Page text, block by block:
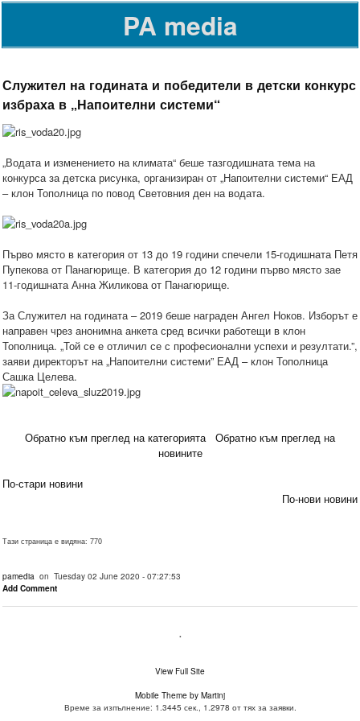
PA media
Служител на годината и победители в детски конкурс
избраха в „Напоителни системи“
„Водата и изменението на климата“ беше тазгодишната тема на
конкурса за детска рисунка, организиран от „Напоителни системи“ ЕАД
– клон Тополница по повод Световния ден на водата.
Първо място в категория от 13 до 19 години спечели 15-годишната Петя
Пупекова от Панагюрище. В категория до 12 години първо място зае
11-годишната Анна Жиликова от Панагюрище.
За Служител на годината – 2019 беше награден Ангел Ноков. Изборът е
направен чрез анонимна анкета сред всички работещи в клон
Тополница. „Той се е отличил се с професионални успехи и резултати.”,
заяви директорът на „Напоителни системи” ЕАД – клон Тополница
Сашка Целева.
Обратно към преглед на категорията
Обратно към преглед на
новините
По-стари новини
По-нови новини
Тази страница е видяна: 770
pamedia on Tuesday 02 June 2020 - 07:27:53
Add Comment
.
View Full Site
Mobile Theme by Martinj
Време за изпълнение: 1.3445 сек., 1.2978 от тях за заявки.